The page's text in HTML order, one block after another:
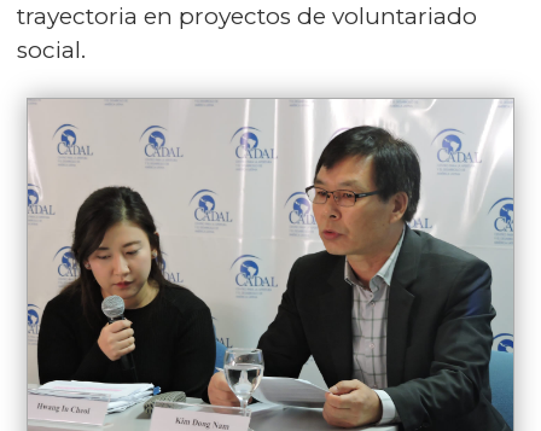
trayectoria en proyectos de voluntariado
social.